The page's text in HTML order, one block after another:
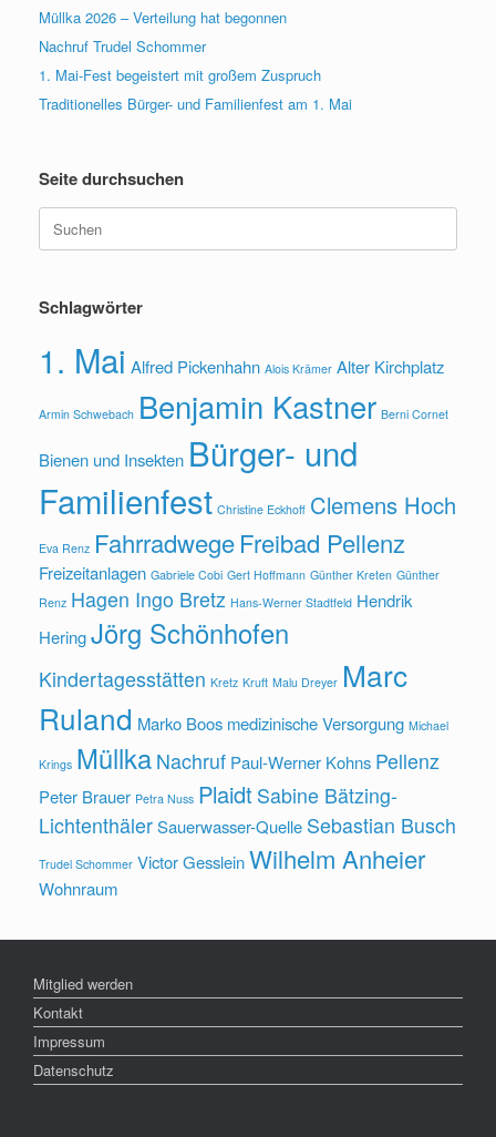
Müllka 2026 – Verteilung hat begonnen
Nachruf Trudel Schommer
1. Mai-Fest begeistert mit großem Zuspruch
Traditionelles Bürger- und Familienfest am 1. Mai
Seite durchsuchen
Suche
nach:
Schlagwörter
1. Mai Alfred Pickenhahn Alois Krämer Alter Kirchplatz
Armin Schwebach Benjamin Kastner Berni Cornet
Bienen und Insekten Bürger- und
Familienfest Christine Eckhoff Clemens Hoch
Eva Renz FahrradwegeFreibad Pellenz
Freizeitanlagen Gabriele Cobi Gert Hoffmann Günther Kreten Günther
Renz Hagen Ingo Bretz Hans-Werner Stadtfeld Hendrik
HeringJörg Schönhofen
Kindertagesstätten Kretz Kruft Malu Dreyer Marc
Ruland Marko Boos medizinische Versorgung Michael
Krings Müllka Nachruf Paul-Werner Kohns Pellenz
Peter Brauer Petra Nuss Plaidt Sabine Bätzing-
LichtenthälerSauerwasser-Quelle Sebastian Busch
Trudel Schommer Victor GessleinWilhelm Anheier
Wohnraum
Mitglied werden
Kontakt
Impressum
Datenschutz